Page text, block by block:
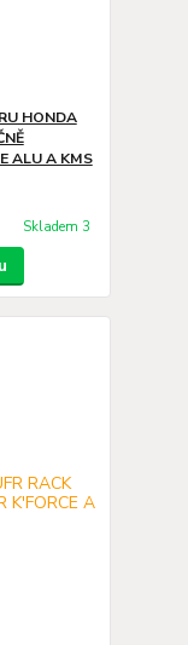
HONDA
ALU A KMS
Skladem 3